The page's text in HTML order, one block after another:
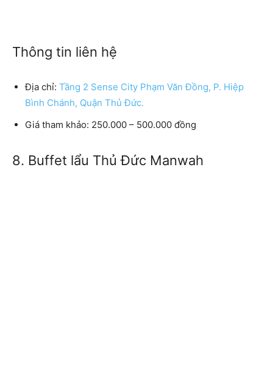
Thông tin liên hệ
Địa chỉ: Tầng 2 Sense City Phạm Văn Đồng, P. Hiệp
Bình Chánh, Quận Thủ Đức.
Giá tham khảo: 250.000 – 500.000 đồng
8. Buffet lẩu Thủ Đức Manwah